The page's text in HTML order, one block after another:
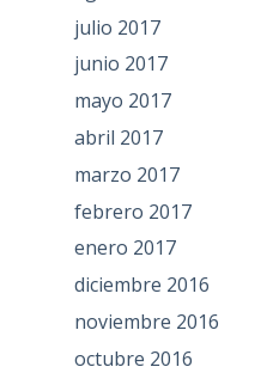
julio 2017
junio 2017
mayo 2017
abril 2017
marzo 2017
febrero 2017
enero 2017
diciembre 2016
noviembre 2016
octubre 2016